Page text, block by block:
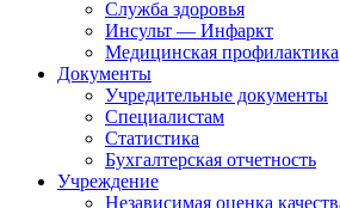
Служба здоровья
Инсульт — Инфаркт
Медицинская профилактика
Документы
Учредительные документы
Специалистам
Статистика
Бухгалтерская отчетность
Учреждение
Независимая оценка